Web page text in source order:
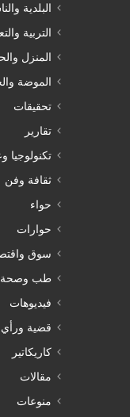
البلدية
التربية
المنزل
الموضة
تحقيقات
تقارير
تكنولوجيا
ثقافة وفن
حواء
حوارات
سوق
طب وصحة
فيديوهات
قضية ورأي
كاريكاتير
مقالات
منوعات